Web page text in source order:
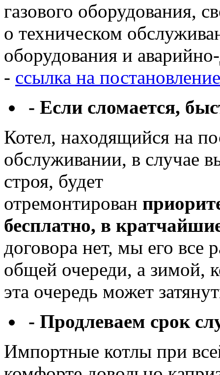
газового оборудования,
о техническом
оборудования и
- ссылка на постановление
- Если сломается,
Котел, находящийся на
обслуживании, в случае
строя, будет
отремонтирован
бесплатно, в
договора нет, мы его все
общей очереди, а зимой,
эта очередь может
- Продлеваем срок
Импортные котлы при